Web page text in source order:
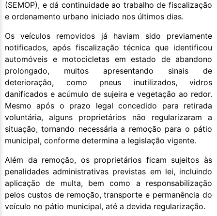
(SEMOP), e dá continuidade ao trabalho de fiscalização
e ordenamento urbano iniciado nos últimos dias.
Os veículos removidos já haviam sido previamente
notificados, após fiscalização técnica que identificou
automóveis e motocicletas em estado de abandono
prolongado, muitos apresentando sinais de
deterioração, como pneus inutilizados, vidros
danificados e acúmulo de sujeira e vegetação ao redor.
Mesmo após o prazo legal concedido para retirada
voluntária, alguns proprietários não regularizaram a
situação, tornando necessária a remoção para o pátio
municipal, conforme determina a legislação vigente.
Além da remoção, os proprietários ficam sujeitos às
penalidades administrativas previstas em lei, incluindo
aplicação de multa, bem como a responsabilização
pelos custos de remoção, transporte e permanência do
veículo no pátio municipal, até a devida regularização.